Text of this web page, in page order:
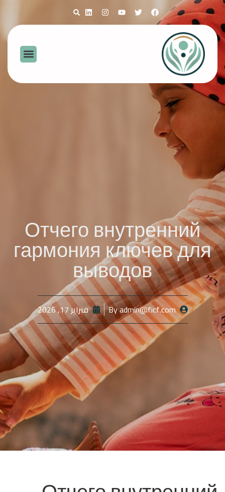
Отчего внутренний
гармония ключев для
выводов
Byadmin@ficf.com فبراير 17, 2026